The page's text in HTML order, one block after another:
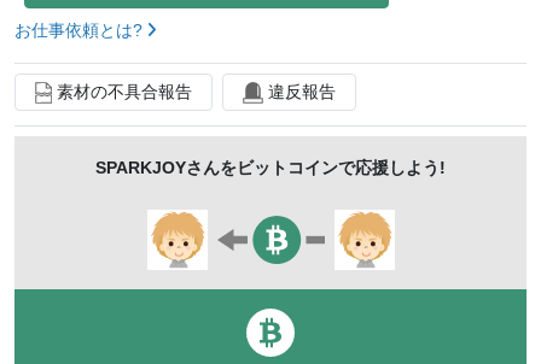
チャイルド 夢 ドリーム
お仕事依頼とは?
素材の不具合報告 違反報告
SPARKJOYさんをビットコインで応援しよう!